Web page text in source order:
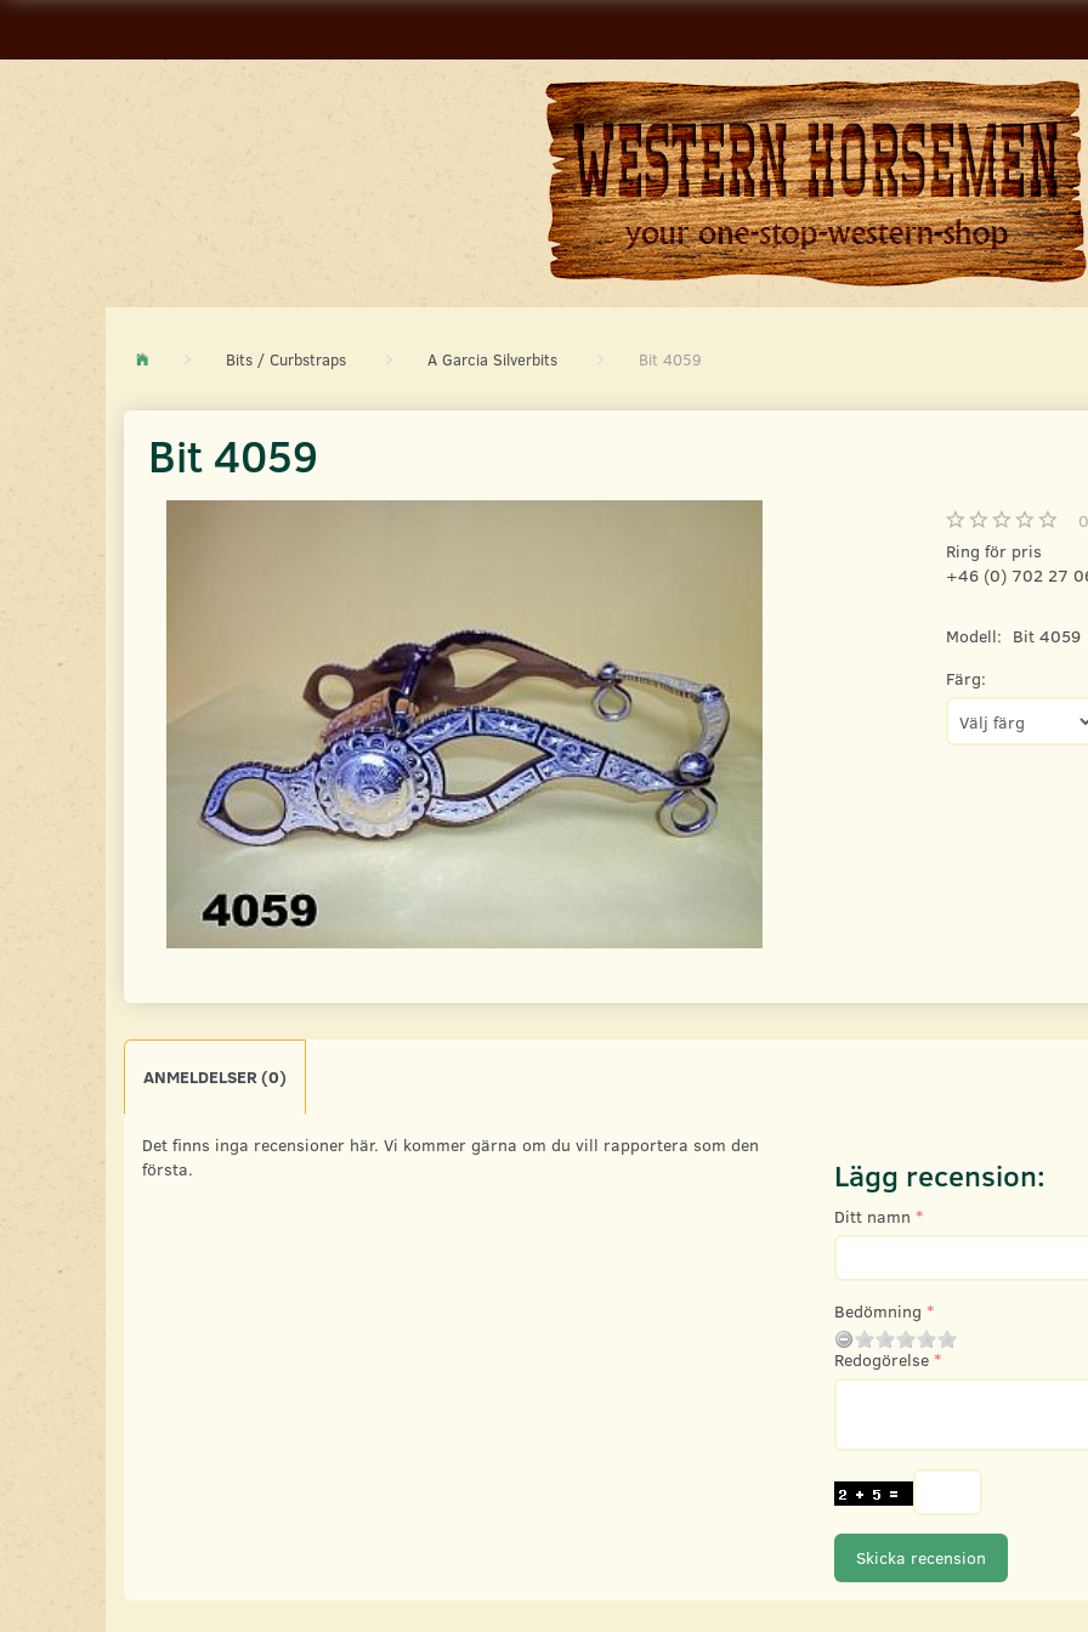
Bits / Curbstraps A Garcia Silverbits Bit 4059
Bit 4059
0
Ring för pris
+46 (0) 702 27
Modell: Bit 4059
Färg:
ANMELDELSER (0)
Det finns inga recensioner här. Vi kommer gärna om du vill rapportera som den
första.
Lägg recension:
Ditt namn
Bedömning
Redogörelse
Skicka recension